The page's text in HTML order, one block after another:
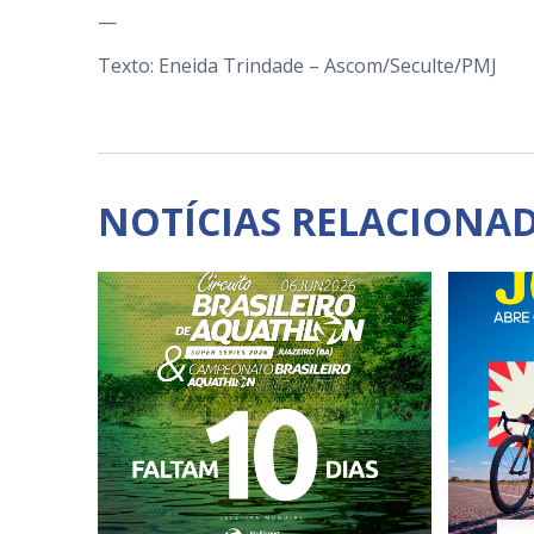
—
Texto: Eneida Trindade – Ascom/Seculte/PMJ
NOTÍCIAS